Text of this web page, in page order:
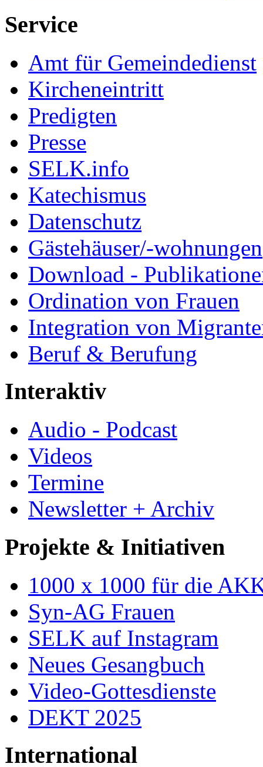
Service
Amt für Gemeindedienst
Kircheneintritt
Predigten
Presse
SELK.info
Katechismus
Datenschutz
Gästehäuser/-wohnungen
Download -
Ordination von Frauen
Integration von
Beruf & Berufung
Interaktiv
Audio - Podcast
Videos
Termine
Newsletter + Archiv
Projekte & Initiativen
1000 x 1000 für die
Syn-AG Frauen
SELK auf Instagram
Neues Gesangbuch
Video-Gottesdienste
DEKT 2025
International